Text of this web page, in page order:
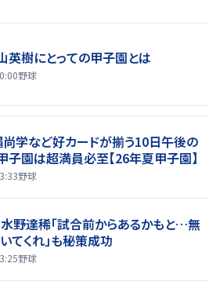
英樹にとっての甲子園とは
野球
学など好カードが揃う10日午後の
子園は超満員必至【26年夏甲子園】
野球
水野達稀「試合前からあるかもと…無
てくれ」も秘策成功
野球